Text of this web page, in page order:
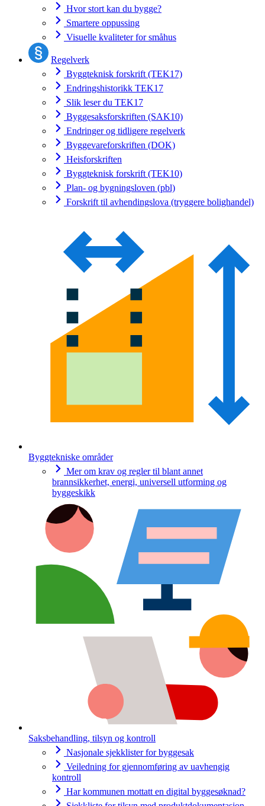
Hvor stort kan du bygge?
Smartere oppussing
Visuelle kvaliteter for småhus
Regelverk
Byggteknisk forskrift (TEK17)
Endringshistorikk TEK17
Slik leser du TEK17
Byggesaksforskriften (SAK10)
Endringer og tidligere regelverk
Byggevareforskriften (DOK)
Heisforskriften
Byggteknisk forskrift (TEK10)
Plan- og bygningsloven (pbl)
Forskrift til avhendingslova (tryggere bolighandel)
Byggtekniske områder
Mer om krav og regler til blant annet
brannsikkerhet, energi, universell utforming og
byggeskikk
Saksbehandling, tilsyn og kontroll
Nasjonale sjekklister for byggesak
Veiledning for gjennomføring av uavhengig
kontroll
Har kommunen mottatt en digital byggesøknad?